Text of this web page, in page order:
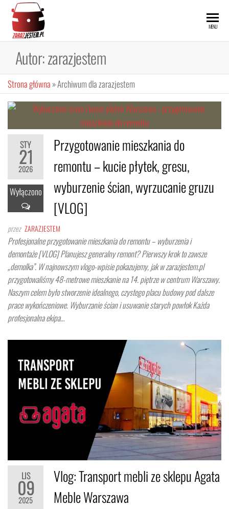
Przejdź
treści
JESTEM
MENU
Autor:zarazjestem
Strona główna »Archiwum dla zarazjestem
STY
21
2026
Wyłączono
Przygotowanie mieszkania do
remontu – kucie płytek, gresu,
wyburzenie ścian, wyrzucanie gruzu
[VLOG]
przez ZARAZJESTEM
Profesjonalne przygotowanie mieszkania do remontu – wyburzenia i
demontaże [VLOG] Planujesz generalny remont? Pierwszy krok to zawsze
„demolka”. W najnowszym vlogo-wpisie pokazujemy, jak w zarazjestem.pl
przygotowaliśmy 48-metrowe mieszkanie na 14. piętrze w centrum Warszawy.
Naszym celem było stworzenie idealnego, czystego placu budowy pod dalsze
prace wykończeniowe. Wyburzanie ścian i usuwanie starych powłok Każda
profesjonalna ekipa…
LIS
09
2025
Vlog: Transport mebli ze sklepu Agata
Meble Warszawa